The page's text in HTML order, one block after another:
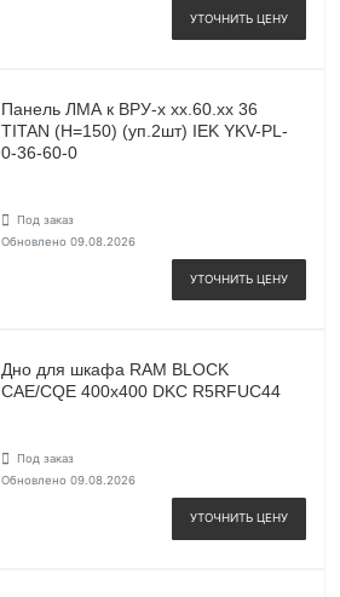
УТОЧНИТЬ ЦЕНУ
Панель ЛМА к ВРУ-х хх.60.хх 36
TITAN (H=150) (уп.2шт) IEK YKV-PL-
0-36-60-0
Под заказ
Обновлено 09.08.2026
УТОЧНИТЬ ЦЕНУ
Дно для шкафа RAM BLOCK
CAE/CQE 400х400 DKC R5RFUC44
Под заказ
Обновлено 09.08.2026
УТОЧНИТЬ ЦЕНУ